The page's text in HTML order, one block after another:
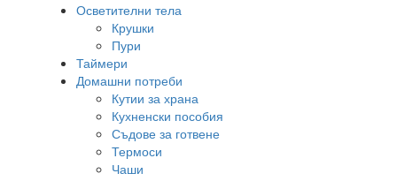
Осветителни тела
Крушки
Пури
Таймери
Домашни потреби
Кутии за храна
Кухненски пособия
Съдове за готвене
Термоси
Чаши